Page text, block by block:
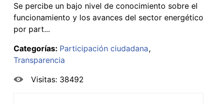
Se percibe un bajo nivel de conocimiento sobre el
funcionamiento y los avances del sector energético
por part...
Categorías: Participación ciudadana
Transparencia
Visitas: 38492